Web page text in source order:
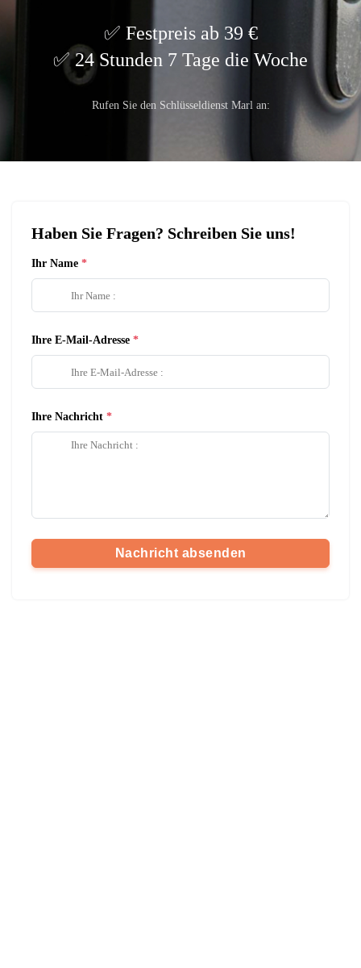
Festpreis ab 39 €
24 Stunden 7 Tage die Woche
Rufen Sie den Schlüsseldienst Marl an:
Haben Sie Fragen? Schreiben Sie uns!
Ihr Name
Ihre E-Mail-Adresse
Ihre Nachricht
Nachricht absenden